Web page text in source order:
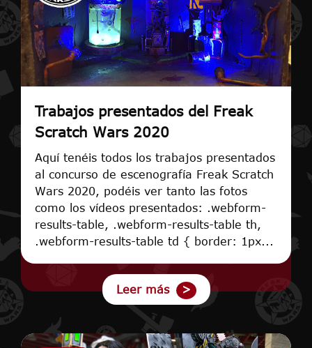
Trabajos presentados del Freak
Scratch Wars 2020
Aquí tenéis todos los trabajos presentados
al concurso de escenografía Freak Scratch
Wars 2020, podéis ver tanto las fotos
como los vídeos presentados: .webform-
results-table, .webform-results-table th,
.webform-results-table td { border: 1px...
Leer más